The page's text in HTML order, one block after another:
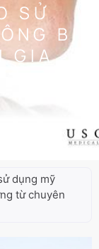
SỬ
BỊ
GIA
dụng mỹ
từ chuyên